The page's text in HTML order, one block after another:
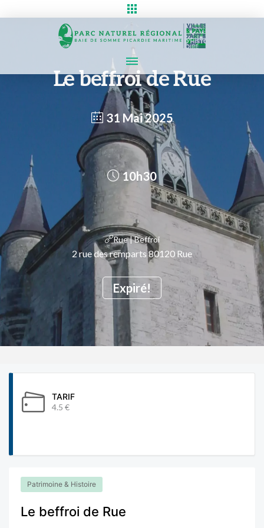
Le beffroi de Rue
31 Mai 2025
Expiré!
10h30
Rue | Beffroi
2 rue des remparts 80120 Rue
TARIF
4.5 €
Patrimoine & Histoire
Le beffroi de Rue